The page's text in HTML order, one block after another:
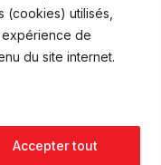
(cookies) utilisés,
expérience de
du site internet.
Accepter tout